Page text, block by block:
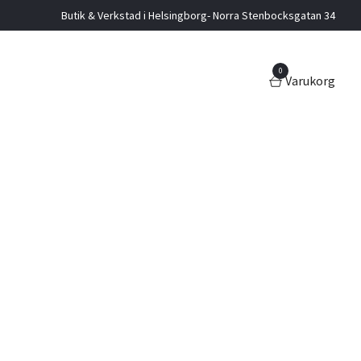
Butik & Verkstad i Helsingborg- Norra Stenbocksgatan 34
0
Varukorg